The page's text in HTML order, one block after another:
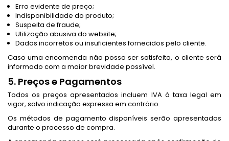
Erro evidente de preço;
Indisponibilidade do produto;
Suspeita de fraude;
Utilização abusiva do website;
Dados incorretos ou insuficientes fornecidos pelo cliente.
Caso uma encomenda não possa ser satisfeita, o cliente será
informado com a maior brevidade possível.
5. Preços e Pagamentos
Todos os preços apresentados incluem IVA à taxa legal em
vigor, salvo indicação expressa em contrário.
Os métodos de pagamento disponíveis serão apresentados
durante o processo de compra.